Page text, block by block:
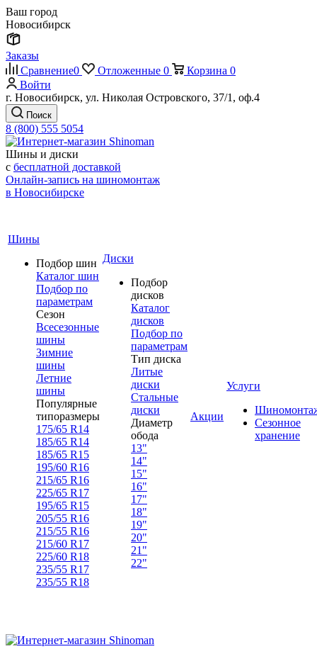
Ваш город
Новосибирск
Заказы
Сравнение0 Отложенные 0 Корзина 0
Войти
г. Новосибирск, ул. Николая Островского, 37/1, оф.4
Поиск
8 (800) 555 5054
Шины и диски
с бесплатной доставкой
Онлайн-запись на шиномонтаж
в Новосибирске
Шины
Подбор шин
Каталог шин
Подбор по
параметрам
Сезон
Всесезонные
шины
Зимние
шины
Летние
шины
Популярные
типоразмеры
175/65 R14
185/65 R14
185/65 R15
195/60 R16
215/65 R16
225/65 R17
195/65 R15
205/55 R16
215/55 R16
215/60 R17
225/60 R18
235/55 R17
235/55 R18
Диски
Подбор
дисков
Каталог
дисков
Подбор по
параметрам
Тип диска
Литые
диски
Стальные
диски
Диаметр
обода
13"
14"
15"
16"
17"
18"
19"
20"
21"
22"
Акции
Услуги
Сезонное
хранение